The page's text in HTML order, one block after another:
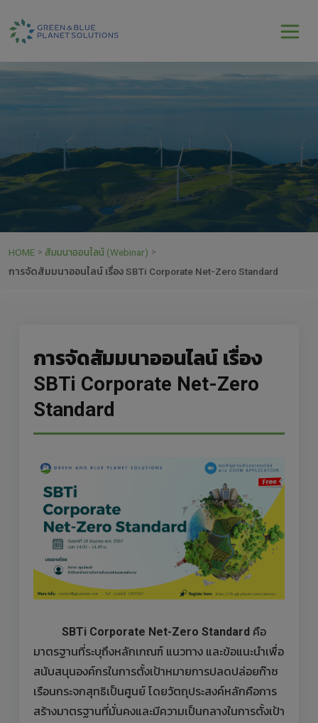
HOME > สัมมนาออนไลน์ (Webinar) >
การจัดสัมมนาออนไลน์ เรื่อง SBTi Corporate Net-Zero Standard
การจัดสัมมนาออนไลน์ เรื่อง
SBTi Corporate Net-Zero
Standard
SBTi Corporate Net-Zero Standard คือ
มาตรฐานที่ระบุถึงหลักเกณฑ์ แนวทาง และข้อแนะนำเพื่อ
สนับสนุนองค์กรในการตั้งเป้าหมายการปลดปล่อยก๊าซ
เรือนกระจกสุทธิเป็นศูนย์ โดยวัตถุประสงค์หลักคือการ
สร้างมาตรฐานที่มั่นคงและมีความเป็นกลางในการตั้งเป้า